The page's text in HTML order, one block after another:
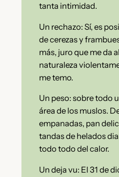
tanta intimidad.
Un rechazo: Sí, es
de cerezas y
más, juro que me da
naturaleza
me temo.
Un peso: sobre todo
área de los muslos.
empanadas, pan
tandas de helados
todo todo del calor.
Un deja vu: El 31 de